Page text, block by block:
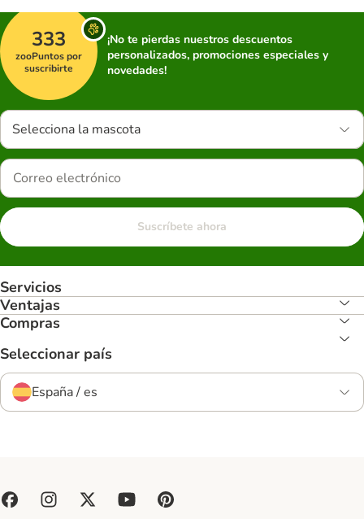
333
zooPuntos por
suscribirte
¡No te pierdas nuestros descuentos
personalizados, promociones especiales y
novedades!
Selecciona la mascota
Suscríbete ahora
Servicios
Ventajas
Compras
Seleccionar país
España / es